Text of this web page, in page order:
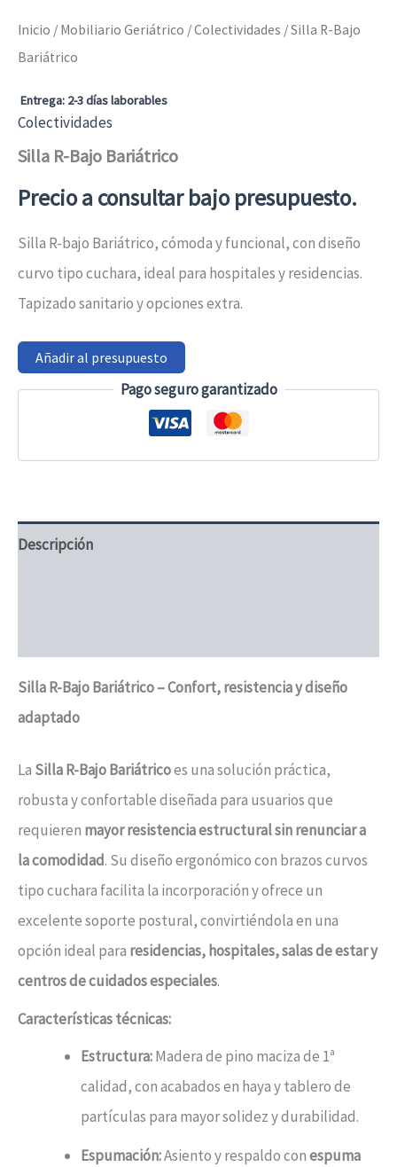
Inicio / Mobiliario Geriátrico /Colectividades / Silla R-Bajo
Bariátrico
Entrega: 2-3 días laborables
Colectividades
Silla R-Bajo Bariátrico
Precio a consultar bajo presupuesto.
Silla R-bajo Bariátrico, cómoda y funcional, con diseño
curvo tipo cuchara, ideal para hospitales y residencias.
Tapizado sanitario y opciones extra.
Añadir al presupuesto
Pago seguro garantizado
Descripción
Silla R-Bajo Bariátrico – Confort, resistencia y diseño
adaptado
La Silla R-Bajo Bariátricoes una solución práctica,
robusta y confortable diseñada para usuarios que
requieren mayor resistencia estructural sin renunciar a
la comodidad. Su diseño ergonómico con brazos curvos
tipo cuchara facilita la incorporación y ofrece un
excelente soporte postural, convirtiéndola en una
opción ideal para residencias, hospitales, salas de estar y
centros de cuidados especiales.
Características técnicas:
Estructura:Madera de pino maciza de 1ª
calidad, con acabados en haya y tablero de
partículas para mayor solidez y durabilidad.
Espumación:Asiento y respaldo conespuma